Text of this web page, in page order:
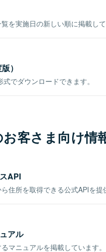
を実施日の新しい順に掲載して
）
でダウンロードできます。
客さま向け情
API
住所を取得できる公式APIを提
アル
マニュアルを掲載しています。